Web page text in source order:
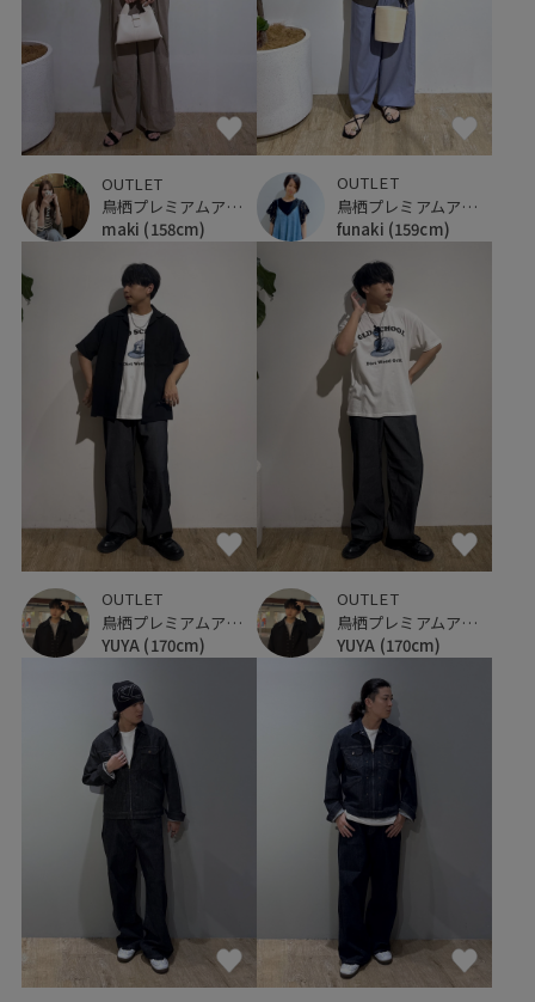
OUTLET
鳥栖プレミアムアウトレット
maki (158cm)
OUTLET
鳥栖プレミアムアウトレット
funaki (159cm)
OUTLET
鳥栖プレミアムアウトレット
YUYA (170cm)
OUTLET
鳥栖プレミアムアウトレット
YUYA (170cm)